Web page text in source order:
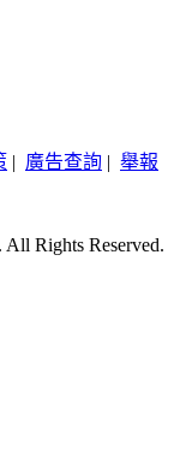
| 廣告查詢 | 舉報
Rights Reserved.